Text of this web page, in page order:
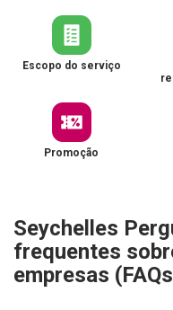
Escopo do serviço
Promoção
Seychelles
frequentes
empresas